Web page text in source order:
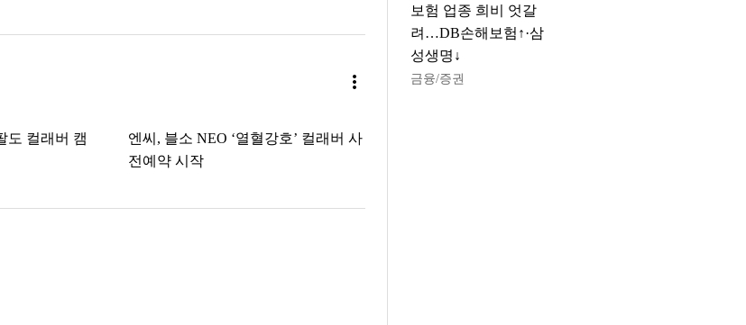
more_vert
도 컬래버 캠
엔씨, 블소 NEO ‘열혈강호’ 컬래버 사
전예약 시작
보험 업종 희비 엇갈
려…DB손해보험↑·삼
성생명↓
금융/증권